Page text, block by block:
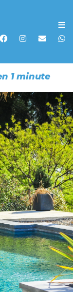
Acheter
Vendre
Louer
Biens vendus
Recherche
1 minute